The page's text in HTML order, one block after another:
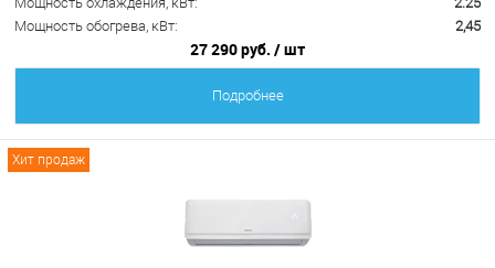
Мощность обогрева, кВт:
2,45
27 290 руб. / шт
Подробнее
Хит продаж